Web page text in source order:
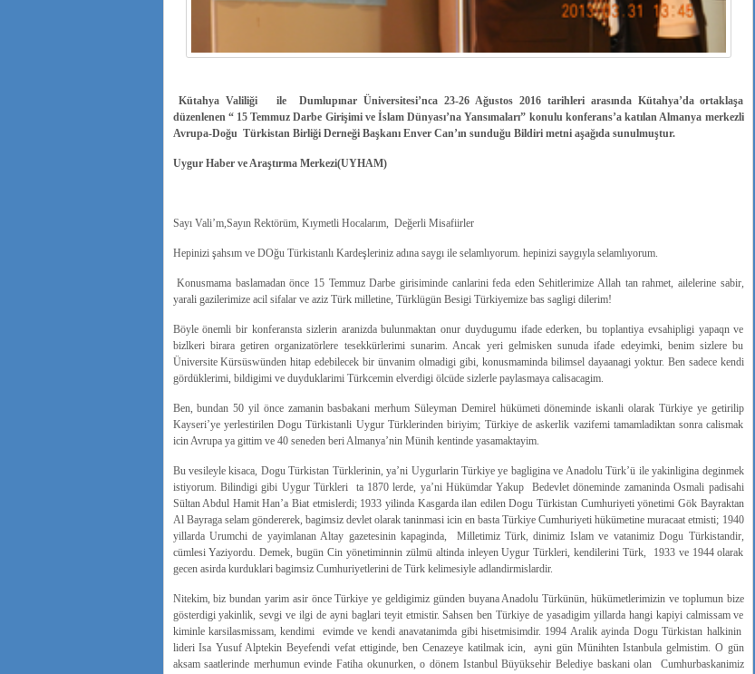
Kütahya Valiliği ile Dumlupınar Üniversitesi’nca 23-26 Ağustos 2016 tarihleri arasında Kütahya’da ortaklaşa
düzenlenen “ 15 Temmuz Darbe Girişimi ve İslam Dünyası’na Yansımaları” konulu konferans’a katılan Almanya merkezli
Avrupa-Doğu Türkistan Birliği Derneği Başkanı Enver Can’ın sunduğu Bildiri metni aşağıda sunulmuştur.
Uygur Haber ve Araştırma Merkezi(UYHAM)
Sayı Vali’m,Sayın Rektörüm, Kıymetli Hocalarım, Değerli Misafiirler
Hepinizi şahsım ve DOğu Türkistanlı Kardeşleriniz adına saygı ile selamlıyorum. hepinizi saygıyla selamlıyorum.
Konusmama baslamadan önce 15 Temmuz Darbe girisiminde canlarini feda eden Sehitlerimize Allah tan rahmet, ailelerine sabir,
yarali gazilerimize acil sifalar ve aziz Türk milletine, Türklügün Besigi Türkiyemize bas sagligi dilerim!
Böyle önemli bir konferansta sizlerin aranizda bulunmaktan onur duydugumu ifade ederken, bu toplantiya evsahipligi yapaqn ve
bizlkeri birara getiren organizatörlere tesekkürlerimi sunarim. Ancak yeri gelmisken sunuda ifade edeyimki, benim sizlere bu
Üniversite Kürsüswünden hitap edebilecek bir ünvanim olmadigi gibi, konusmaminda bilimsel dayaanagi yoktur. Ben sadece kendi
gördüklerimi, bildigimi ve duyduklarimi Türkcemin elverdigi ölcüde sizlerle paylasmaya calisacagim.
Ben, bundan 50 yil önce zamanin basbakani merhum Süleyman Demirel hükümeti döneminde iskanli olarak Türkiye ye getirilip
Kayseri’ye yerlestirilen Dogu Türkistanli Uygur Türklerinden biriyim; Türkiye de askerlik vazifemi tamamladiktan sonra calismak
icin Avrupa ya gittim ve 40 seneden beri Almanya’nin Münih kentinde yasamaktayim.
Bu vesileyle kisaca, Dogu Türkistan Türklerinin, ya’ni Uygurlarin Türkiye ye bagligina ve Anadolu Türk’ü ile yakinligina deginmek
istiyorum. Bilindigi gibi Uygur Türkleri ta 1870 lerde, ya’ni Hükümdar Yakup Bedevlet döneminde zamaninda Osmali padisahi
Sültan Abdul Hamit Han’a Biat etmislerdi; 1933 yilinda Kasgarda ilan edilen Dogu Türkistan Cumhuriyeti yönetimi Gök Bayraktan
Al Bayraga selam göndererek, bagimsiz devlet olarak taninmasi icin en basta Türkiye Cumhuriyeti hükümetine muracaat etmisti; 1940
yillarda Urumchi de yayimlanan Altay gazetesinin kapaginda, Milletimiz Türk, dinimiz Islam ve vatanimiz Dogu Türkistandir,
cümlesi Yaziyordu. Demek, bugün Cin yönetiminnin zülmü altinda inleyen Uygur Türkleri, kendilerini Türk, 1933 ve 1944 olarak
gecen asirda kurduklari bagimsiz Cumhuriyetlerini de Türk kelimesiyle adlandirmislardir.
Nitekim, biz bundan yarim asir önce Türkiye ye geldigimiz günden buyana Anadolu Türkünün, hükümetlerimizin ve toplumun bize
gösterdigi yakinlik, sevgi ve ilgi de ayni baglari teyit etmistir. Sahsen ben Türkiye de yasadigim yillarda hangi kapiyi calmissam ve
kiminle karsilasmissam, kendimi evimde ve kendi anavatanimda gibi hisetmisimdir. 1994 Aralik ayinda Dogu Türkistan halkinin
lideri Isa Yusuf Alptekin Beyefendi vefat ettiginde, ben Cenazeye katilmak icin, ayni gün Münihten Istanbula gelmistim. O gün
aksam saatlerinde merhumun evinde Fatiha okunurken, o dönem Istanbul Büyüksehir Belediye baskani olan Cumhurbaskanimiz